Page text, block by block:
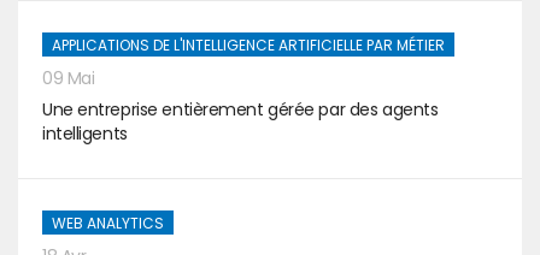
APPLICATIONS DE L'INTELLIGENCE ARTIFICIELLE PAR MÉTIER
09 Mai
Une entreprise entièrement gérée par des agents
intelligents
WEB ANALYTICS